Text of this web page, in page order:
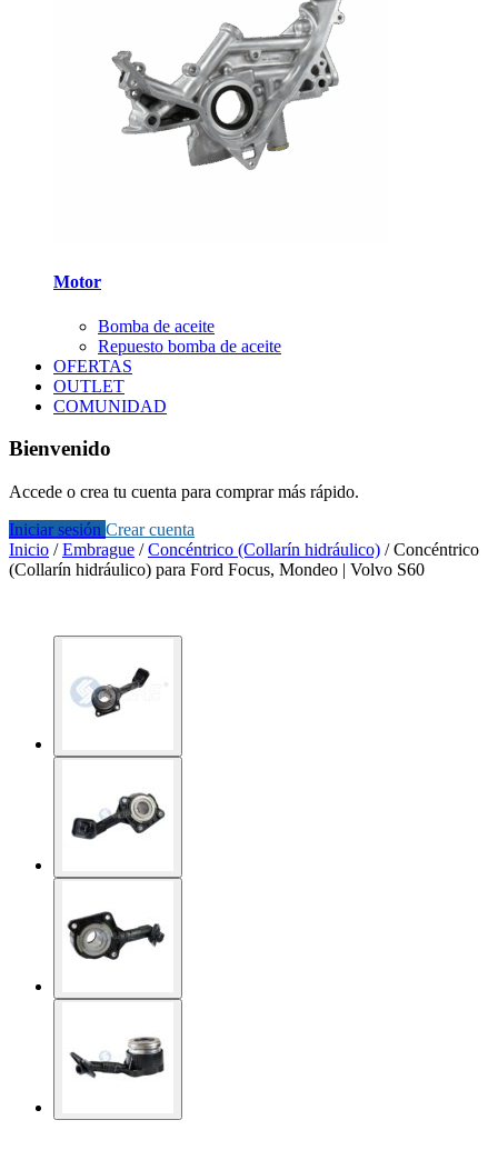
Motor
Bomba de aceite
Repuesto bomba de aceite
OFERTAS
OUTLET
COMUNIDAD
Bienvenido
Accede o crea tu cuenta para comprar más rápido.
Iniciar sesión Crear cuenta
Inicio /Embrague /Concéntrico (Collarín hidráulico) /Concéntrico
(Collarín hidráulico) para Ford Focus, Mondeo | Volvo S60